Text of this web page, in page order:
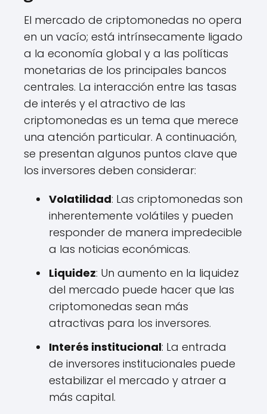
El mercado de criptomonedas no opera
en un vacío; está intrínsecamente ligado
a la economía global y a las políticas
monetarias de los principales bancos
centrales. La interacción entre las tasas
de interés y el atractivo de las
criptomonedas es un tema que merece
una atención particular. A continuación,
se presentan algunos puntos clave que
los inversores deben considerar:
Volatilidad: Las criptomonedas son
inherentemente volátiles y pueden
responder de manera impredecible
a las noticias económicas.
Liquidez: Un aumento en la liquidez
del mercado puede hacer que las
criptomonedas sean más
atractivas para los inversores.
Interés institucional: La entrada
de inversores institucionales puede
estabilizar el mercado y atraer a
más capital.